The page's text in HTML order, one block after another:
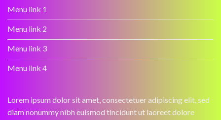
Menu link 1
Menu link 2
Menu link 3
Menu link 4
Lorem ipsum dolor sit amet, consectetuer adipiscing elit, sed
diam nonummy nibh euismod tincidunt ut laoreet dolore